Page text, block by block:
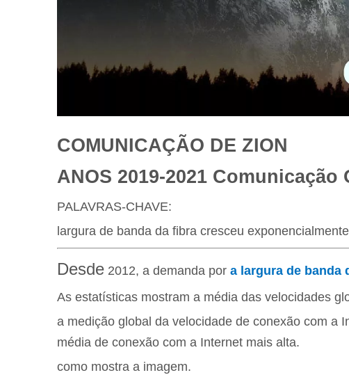
COMUNICAÇÃO DE ZION
ANOS 2019-2021 Comunicação
PALAVRAS-CHAVE:
largura de banda da fibra cresceu
Desde 2012, a demanda por a largura de banda
As estatísticas mostram a média das velocidades
a medição global da velocidade de conexão com a
média de conexão com a Internet mais alta.
como mostra a imagem.